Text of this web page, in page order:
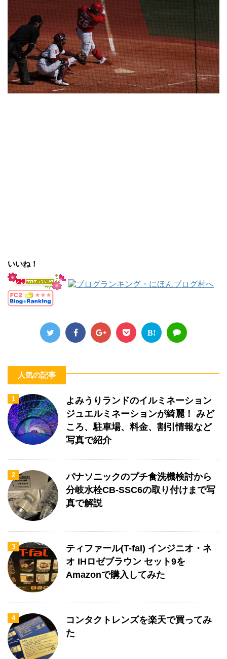
いいね！
B!
人気の記事
1
よみうりランドのイルミネーション
ジュエルミネーションが綺麗！ みど
ころ、駐車場、料金、割引情報など
写真で紹介
2
パナソニックのプチ食洗機検討から
分岐水栓CB-SSC6の取り付けまで写
真で解説
3
ティファール(T-fal) インジニオ・ネ
オ IHロゼブラウン セット9を
Amazonで購入してみた
4
コンタクトレンズを楽天で買ってみ
た